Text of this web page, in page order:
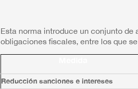
Esta norma introduce un conjunto
obligaciones fiscales, entre los que
Reducción sanciones e intereses